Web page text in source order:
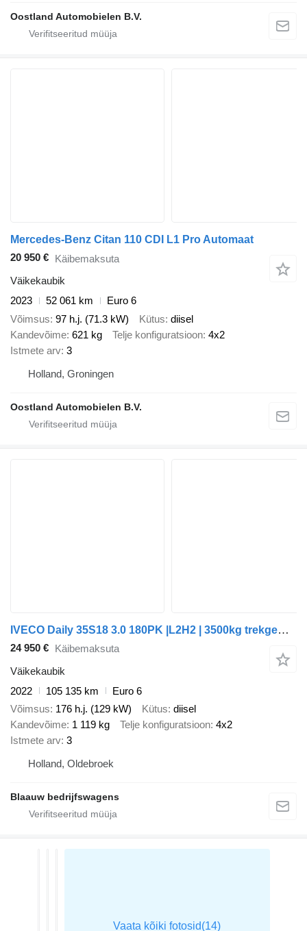
Oostland Automobielen B.V.
Mercedes-Benz Citan 110 CDI L1 Pro Automaat
20 950 € Käibemaksuta
Väikekaubik
2023
52 061 km
Euro 6
Võimsus 97 h.j. (71.3 kW) Kütus diisel
Kandevõime 621 kg Telje konfiguratsioon 4x2
Istmete arv 3
Holland, Groningen
Oostland Automobielen B.V.
IVECO Daily 35S18 3.0 180PK |L2H2 | 3500kg trekgewicht
24 950 €
Käibemaksuta
Väikekaubik
2022
105 135 km
Euro 6
Võimsus 176 h.j. (129 kW) Kütus diisel
Kandevõime 1 119 kg Telje konfiguratsioon 4x2
Istmete arv 3
Holland, Oldebroek
Blaauw bedrijfswagens